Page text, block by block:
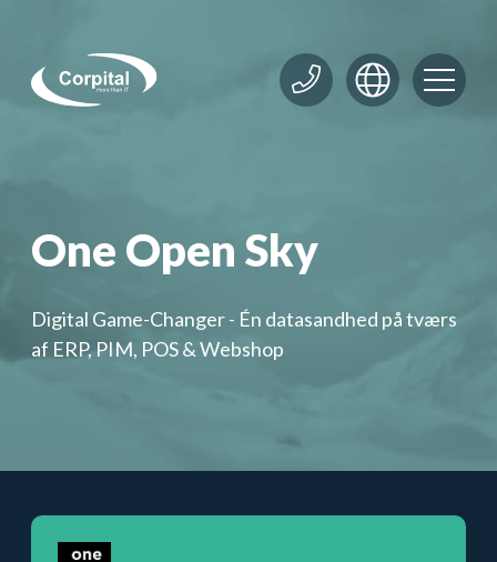
One Open Sky
Digital Game-Changer - Én datasandhed på tværs
af ERP, PIM, POS & Webshop